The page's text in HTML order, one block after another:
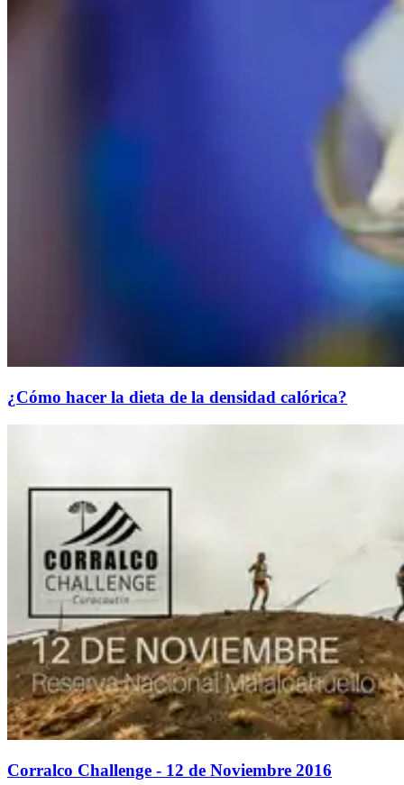
¿Cómo hacer la dieta de la densidad calórica?
Corralco Challenge - 12 de Noviembre 2016